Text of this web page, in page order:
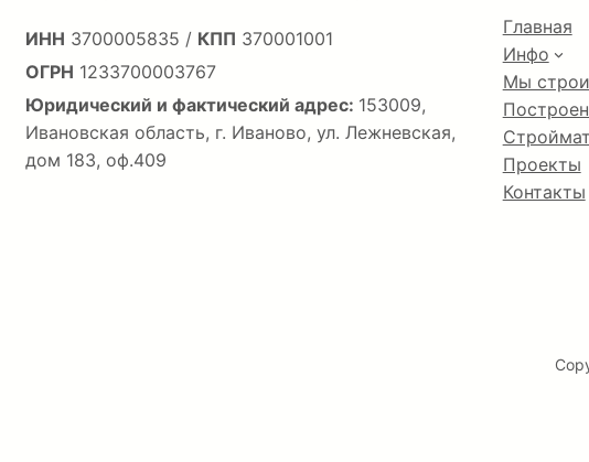
ИНН 3700005835 / КПП 370001001
ОГРН 1233700003767
Юридический и фактический адрес: 153009,
Ивановская область, г. Иваново, ул. Лежневская,
дом 183, оф.409
Главная
Инфо
Мы
Проекты
Контакты